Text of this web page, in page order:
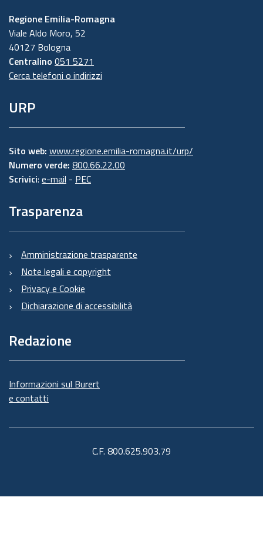
Regione Emilia-Romagna
Viale Aldo Moro, 52
40127 Bologna
Centralino 051 5271
Cerca telefoni o indirizzi
URP
Sito web: www.regione.emilia-romagna.it/urp/
Numero verde: 800.66.22.00
Scrivici: e-mail - PEC
Trasparenza
Amministrazione trasparente
Note legali e copyright
Privacy e Cookie
Dichiarazione di accessibilità
Redazione
Informazioni sul Burert
e contatti
C.F. 800.625.903.79